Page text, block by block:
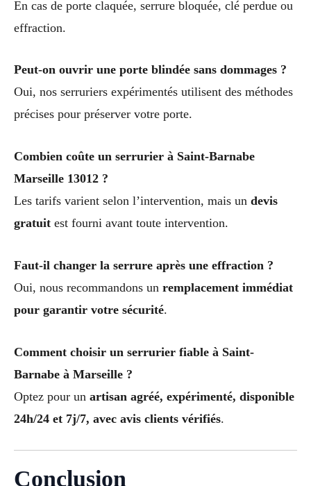
En cas de porte claquée, serrure bloquée, clé perdue ou
effraction.
Peut-on ouvrir une porte blindée sans dommages ?
Oui, nos serruriers expérimentés utilisent des méthodes
précises pour préserver votre porte.
Combien coûte un serrurier à Saint-Barnabe
Marseille 13012 ?
Les tarifs varient selon l’intervention, mais un devis
gratuit est fourni avant toute intervention.
Faut-il changer la serrure après une effraction ?
Oui, nous recommandons un remplacement immédiat
pour garantir votre sécurité.
Comment choisir un serrurier fiable à Saint-
Barnabe à Marseille ?
Optez pour un artisan agréé, expérimenté, disponible
24h/24 et 7j/7, avec avis clients vérifiés.
Conclusion